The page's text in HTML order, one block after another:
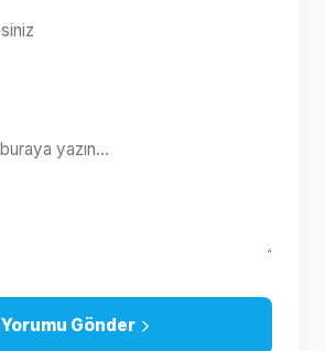
Yorumu Gönder